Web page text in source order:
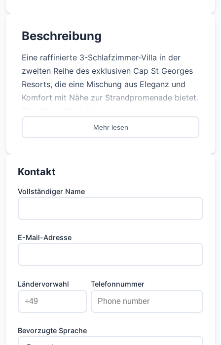
Beschreibung
Eine raffinierte 3-Schlafzimmer-Villa in der
zweiten Reihe des exklusiven Cap St Georges
Resorts, die eine Mischung aus Eleganz und
Komfort mit Nähe zur Strandpromenade bietet.
offene Wohnbereiche, einen angelegten Garten
und Zugang zu den erstklassigen Einrichtungen
Mehr lesen
Kontakt
Vollständiger Name
E-Mail-Adresse
Ländervorwahl Telefonnummer
Bevorzugte Sprache